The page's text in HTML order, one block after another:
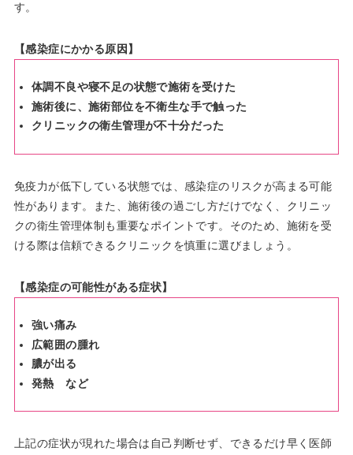
す。
【感染症にかかる原因】
体調不良や寝不足の状態で施術を受けた
施術後に、施術部位を不衛生な手で触った
クリニックの衛生管理が不十分だった
免疫力が低下している状態では、感染症のリスクが高まる可能
性があります。また、施術後の過ごし方だけでなく、クリニッ
クの衛生管理体制も重要なポイントです。そのため、施術を受
ける際は信頼できるクリニックを慎重に選びましょう。
【感染症の可能性がある症状】
強い痛み
広範囲の腫れ
膿が出る
発熱 など
上記の症状が現れた場合は自己判断せず、できるだけ早く医師